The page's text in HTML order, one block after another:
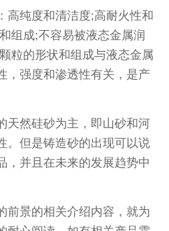
纯度和清洁度;高耐火性和
组成;不容易被液态金属润
粒的形状和组成与液态金属
，强度和渗透性有关，是产
然硅砂为主，即山砂和河
。但是铸造砂的出现可以说
，并且在未来的发展趋势中
景的相关介绍内容，就为